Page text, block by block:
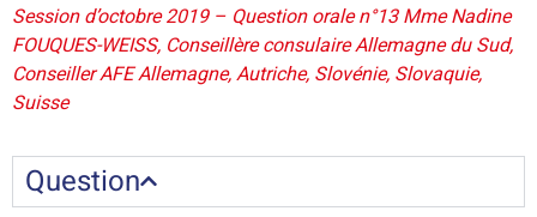
Session d’octobre 2019 – Question orale n°13 Mme Nadine
FOUQUES-WEISS, Conseillère consulaire Allemagne du Sud,
Conseiller AFE Allemagne, Autriche, Slovénie, Slovaquie,
Suisse
Question